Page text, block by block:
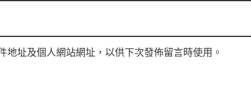
地址及個人網站網址，以供下次發佈留言時使用。